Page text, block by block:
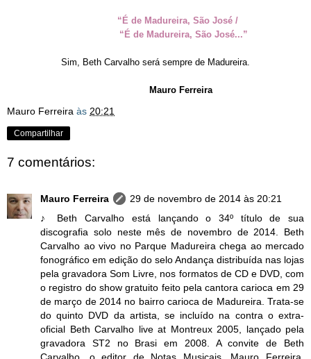
“É de Madureira, São José /
“É de Madureira, São José...”
Sim, Beth Carvalho será sempre de Madureira.
Mauro Ferreira
Mauro Ferreira às 20:21
Compartilhar
7 comentários:
Mauro Ferreira
29 de novembro de 2014 às 20:21
♪ Beth Carvalho está lançando o 34º título de sua
discografia solo neste mês de novembro de 2014. Beth
Carvalho ao vivo no Parque Madureira chega ao mercado
fonográfico em edição do selo Andança distribuída nas lojas
pela gravadora Som Livre, nos formatos de CD e DVD, com
o registro do show gratuito feito pela cantora carioca em 29
de março de 2014 no bairro carioca de Madureira. Trata-se
do quinto DVD da artista, se incluído na contra o extra-
oficial Beth Carvalho live at Montreux 2005, lançado pela
gravadora ST2 no Brasi em 2008. A convite de Beth